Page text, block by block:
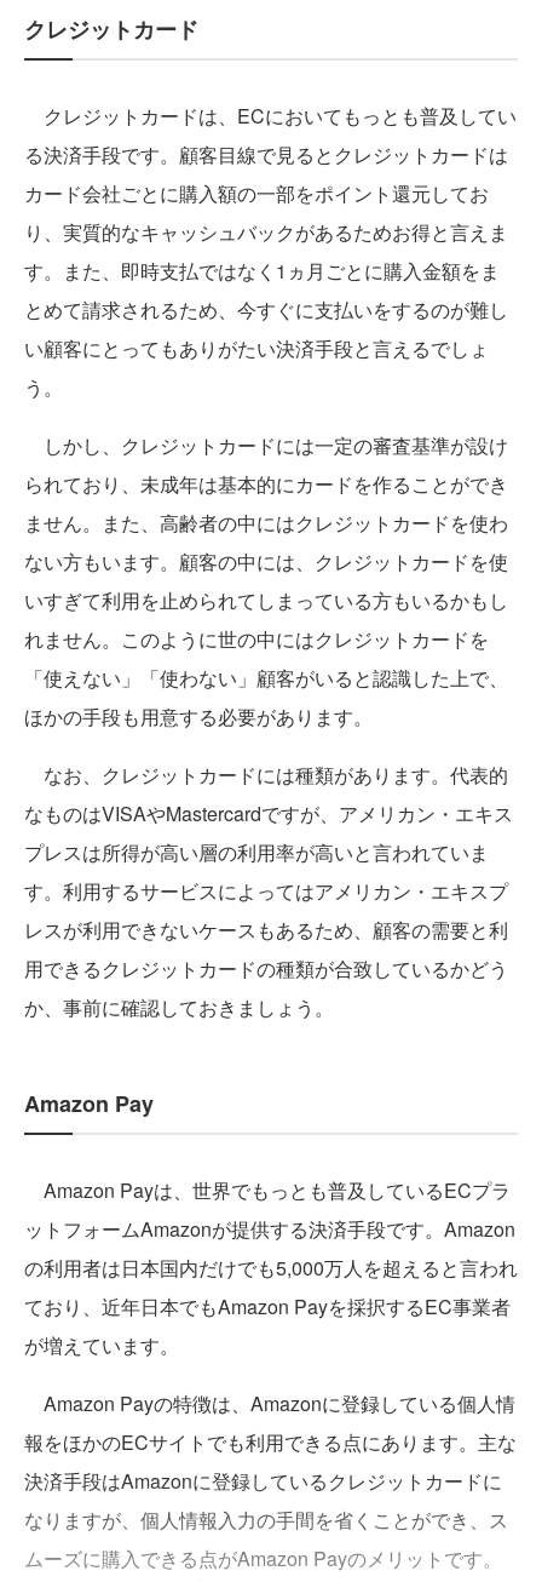
クレジットカード
クレジットカードは、ECにおいてもっとも普及してい
る決済手段です。顧客目線で見るとクレジットカードは
カード会社ごとに購入額の一部をポイント還元してお
り、実質的なキャッシュバックがあるためお得と言えま
す。また、即時支払ではなく1ヵ月ごとに購入金額をま
とめて請求されるため、今すぐに支払いをするのが難し
い顧客にとってもありがたい決済手段と言えるでしょ
う。
しかし、クレジットカードには一定の審査基準が設け
られており、未成年は基本的にカードを作ることができ
ません。また、高齢者の中にはクレジットカードを使わ
ない方もいます。顧客の中には、クレジットカードを使
いすぎて利用を止められてしまっている方もいるかもし
れません。このように世の中にはクレジットカードを
「使えない」「使わない」顧客がいると認識した上で、
ほかの手段も用意する必要があります。
なお、クレジットカードには種類があります。代表的
なものはVISAやMastercardですが、アメリカン・エキス
プレスは所得が高い層の利用率が高いと言われていま
す。利用するサービスによってはアメリカン・エキスプ
レスが利用できないケースもあるため、顧客の需要と利
用できるクレジットカードの種類が合致しているかどう
か、事前に確認しておきましょう。
Amazon Pay
Amazon Payは、世界でもっとも普及しているECプラ
ットフォームAmazonが提供する決済手段です。Amazon
の利用者は日本国内だけでも5,000万人を超えると言われ
ており、近年日本でもAmazon Payを採択するEC事業者
が増えています。
Amazon Payの特徴は、Amazonに登録している個人情
報をほかのECサイトでも利用できる点にあります。主な
決済手段はAmazonに登録しているクレジットカードに
なりますが、個人情報入力の手間を省くことができ、ス
ムーズに購入できる点がAmazon Payのメリットです。